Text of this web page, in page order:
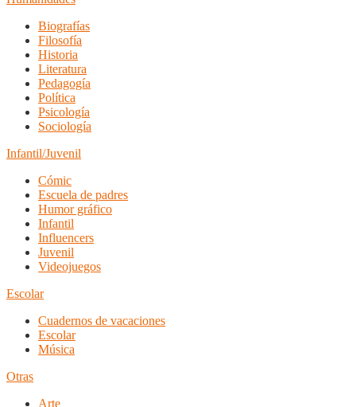
Biografías
Filosofía
Historia
Literatura
Pedagogía
Política
Psicología
Sociología
Infantil/Juvenil
Cómic
Escuela de padres
Humor gráfico
Infantil
Influencers
Juvenil
Videojuegos
Escolar
Cuadernos de vacaciones
Escolar
Música
Otras
Arte